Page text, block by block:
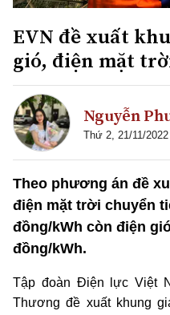
EVN đề xuất
gió, điện mặt
Nguyễn
Thứ 2, 21/11/
Theo phương án đề
điện mặt trời chuyển
đồng/kWh còn điện
đồng/kWh.
Tập đoàn Điện lực Việt
Thương đề xuất khung